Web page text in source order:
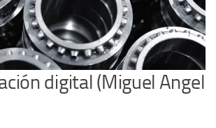
digital (Miguel Angel